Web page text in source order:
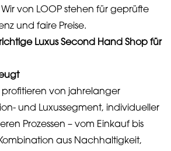
Wir von LOOP stehen für geprüfte
und faire Preise.
Luxus Second Hand Shop für
profitieren von jahrelanger
und Luxussegment, individueller
Prozessen – vom Einkauf bis
aus Nachhaltigkeit,